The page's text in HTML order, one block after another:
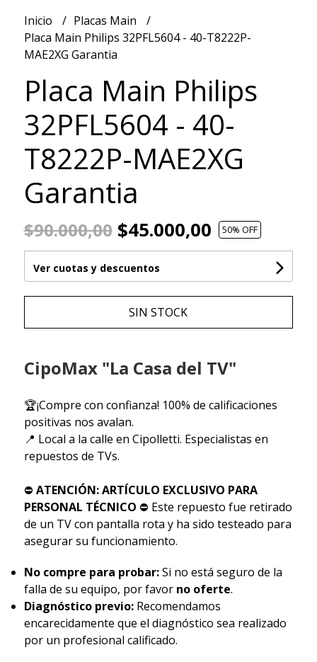
Inicio
Placas Main
Placa Main Philips 32PFL5604 - 40-T8222P-
MAE2XG Garantia
Placa Main Philips
32PFL5604 - 40-
T8222P-MAE2XG
Garantia
$90.000,00$45.000,00 50% OFF
Ver cuotas y descuentos
SIN STOCK
CipoMax "La Casa del TV"
🏆¡Compre con confianza! 100% de calificaciones
positivas nos avalan.
📍 Local a la calle en Cipolletti. Especialistas en
repuestos de TVs.
⛔ ATENCIÓN: ARTÍCULO EXCLUSIVO PARA
PERSONAL TÉCNICO ⛔ Este repuesto fue retirado
de un TV con pantalla rota y ha sido testeado para
asegurar su funcionamiento.
No compre para probar:Si no está seguro de la
falla de su equipo, por favor no oferte.
Diagnóstico previo:Recomendamos
encarecidamente que el diagnóstico sea realizado
por un profesional calificado.